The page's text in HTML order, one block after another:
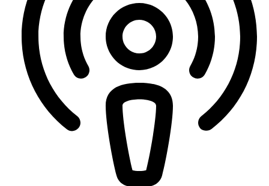
Lithium
Newsletter